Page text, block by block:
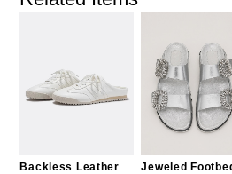
Backless Leather
Jeweled